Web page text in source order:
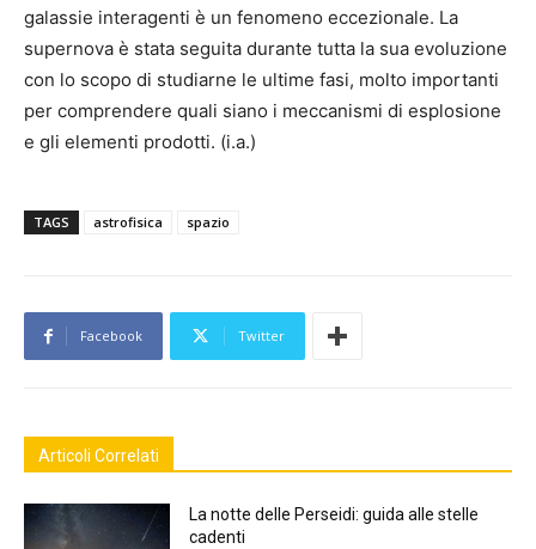
galassie interagenti è un fenomeno eccezionale. La
supernova è stata seguita durante tutta la sua evoluzione
con lo scopo di studiarne le ultime fasi, molto importanti
per comprendere quali siano i meccanismi di esplosione
e gli elementi prodotti. (i.a.)
TAGS astrofisica spazio
Facebook Twitter
Articoli Correlati
La notte delle Perseidi: guida alle stelle
cadenti